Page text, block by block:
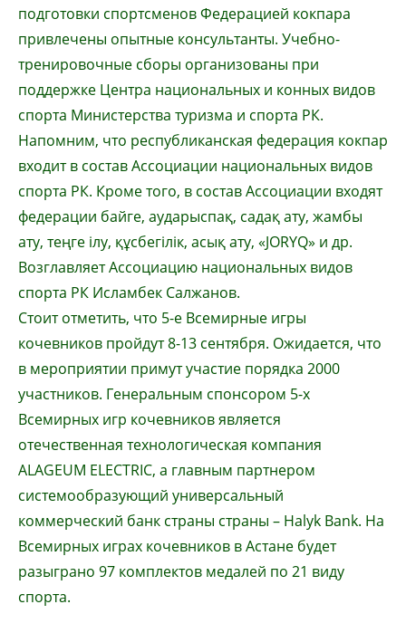
подготовки спортсменов Федерацией кокпара
привлечены опытные консультанты. Учебно-
тренировочные сборы организованы при
поддержке Центра национальных и конных видов
спорта Министерства туризма и спорта РК.
Напомним, что республиканская федерация кокпар
входит в состав Ассоциации национальных видов
спорта РК. Кроме того, в состав Ассоциации входят
федерации байге, аударыспақ, садақ ату, жамбы
ату, теңге ілу, құсбегілік, асық ату, «JORYQ» и др.
Возглавляет Ассоциацию национальных видов
спорта РК Исламбек Салжанов.
Стоит отметить, что 5-е Всемирные игры
кочевников пройдут 8-13 сентября. Ожидается, что
в мероприятии примут участие порядка 2000
участников. Генеральным спонсором 5-х
Всемирных игр кочевников является
отечественная технологическая компания
ALAGEUM ELECTRIC, а главным партнером
системообразующий универсальный
коммерческий банк страны страны – Halyk Bank. На
Всемирных играх кочевников в Астане будет
разыграно 97 комплектов медалей по 21 виду
спорта.